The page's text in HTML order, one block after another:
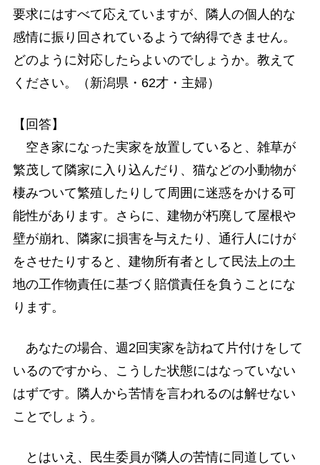
要求にはすべて応えていますが、隣人の個人的な
感情に振り回されているようで納得できません。
どのように対応したらよいのでしょうか。教えて
ください。（新潟県・62才・主婦）
【回答】
空き家になった実家を放置していると、雑草が
繁茂して隣家に入り込んだり、猫などの小動物が
棲みついて繁殖したりして周囲に迷惑をかける可
能性があります。さらに、建物が朽廃して屋根や
壁が崩れ、隣家に損害を与えたり、通行人にけが
をさせたりすると、建物所有者として民法上の土
地の工作物責任に基づく賠償責任を負うことにな
ります。
あなたの場合、週2回実家を訪ねて片付けをして
いるのですから、こうした状態にはなっていない
はずです。隣人から苦情を言われるのは解せない
ことでしょう。
とはいえ、民生委員が隣人の苦情に同道してい